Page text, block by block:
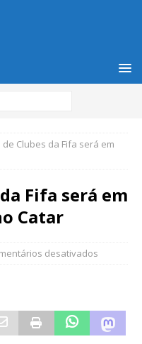
Clubes da Fifa será em
Fifa será em
Catar
desativados